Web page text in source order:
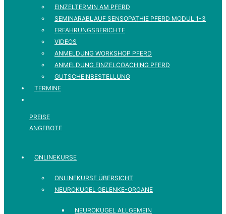
EINZELTERMIN AM PFERD
SEMINARABLAUF SENSOPATHIE PFERD MODUL 1-3
ERFAHRUNGSBERICHTE
VIDEOS
ANMELDUNG WORKSHOP PFERD
ANMELDUNG EINZELCOACHING PFERD
GUTSCHEINBESTELLUNG
TERMINE
PREISE
ANGEBOTE
ONLINEKURSE
ONLINEKURSE ÜBERSICHT
NEUROKUGEL GELENKE-ORGANE
NEUROKUGEL ALLGEMEIN